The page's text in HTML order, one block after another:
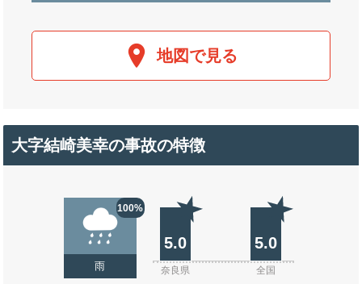
地図で見る
大字結崎美幸の事故の特徴
100%
雨
5.0 5.0
奈良県 全国